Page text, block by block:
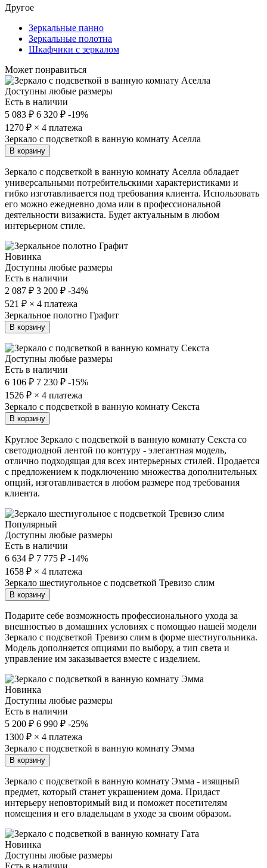
Другое
Зеркальные панно
Зеркальные полотна
Шкафчики с зеркалом
Может понравиться
Доступны любые размеры
Есть в наличии
5 083 ₽ 6 320 ₽ -19%
1270 ₽ × 4 платежа
Зеркало с подсветкой в ванную комнату Аселла
В корзину
Зеркало с подсветкой в ванную комнату Аселла обладает
универсальными потребительскими характеристиками и
гибко изготавливается под требования клиента. Использовать
его можно ежедневно дома или в профессиональной
деятельности визажиста. Будет актуальным в любом
интерьерном стиле.
Новинка
Доступны любые размеры
Есть в наличии
2 087 ₽ 3 200 ₽ -34%
521 ₽ × 4 платежа
Зеркальное полотно Графит
В корзину
Доступны любые размеры
Есть в наличии
6 106 ₽ 7 230 ₽ -15%
1526 ₽ × 4 платежа
Зеркало с подсветкой в ванную комнату Секста
В корзину
Круглое Зеркало с подсветкой в ванную комнату Секста со
светодиодной лентой по контуру - элегантная модель,
отлично подходящая для всех интерьерных стилей. Продается
с предложением к подключению множества дополнительных
опций, изготавливается в любом размере под требования
клиента.
Популярный
Доступны любые размеры
Есть в наличии
6 634 ₽ 7 775 ₽ -14%
1658 ₽ × 4 платежа
Зеркало шестиугольное с подсветкой Тревизо слим
В корзину
Подарите себе возможность профессионального ухода за
внешностью в домашних условиях с помощью нашей модели
Зеркало с подсветкой Тревизо слим в форме шестиугольника.
Модель дополняется опциями по выбору, а тип света и
управление им заказывается вместе с изделием.
Новинка
Доступны любые размеры
Есть в наличии
5 200 ₽ 6 990 ₽ -25%
1300 ₽ × 4 платежа
Зеркало с подсветкой в ванную комнату Эмма
В корзину
Зеркало с подсветкой в ванную комнату Эмма - изящный
предмет, который станет украшением дома. Придаст
интерьеру неповторимый вид и поможет посетителям
помещения и его владельцам в уходе за своим образом.
Новинка
Доступны любые размеры
Есть в наличии